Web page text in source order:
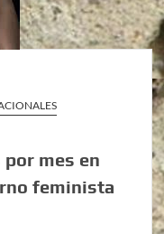
mes en
feminista